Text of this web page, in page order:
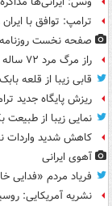
ترامپ: توافق با
صفحه نخست روزنامه‌های
راز مرگ مرد ۷۲ ساله در تهرانپارس فاش شد
قابی زیبا از قلعه
ریزش پایگاه جدید
نمایی زیبا از طبیعت
کاهش شدید واردات
آهوی ایرانی
فریاد مردم «فدایی
نشریه آمریکایی: